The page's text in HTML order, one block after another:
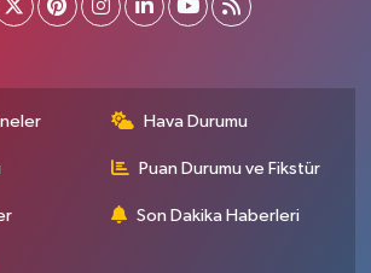
Hava Durumu
Puan Durumu ve Fikstür
Son Dakika Haberleri